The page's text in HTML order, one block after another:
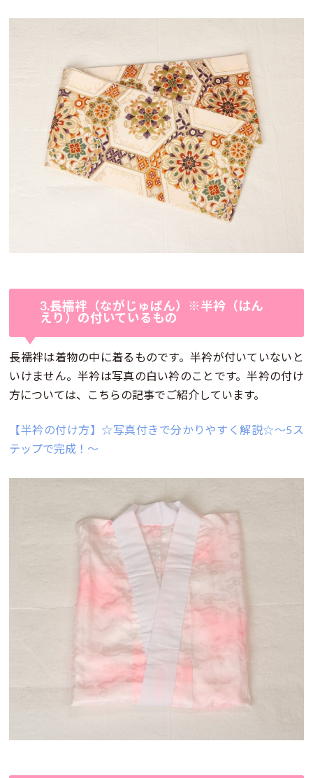
3.長襦袢（ながじゅばん）※半衿（はん
えり）の付いているもの
長襦袢は着物の中に着るものです。半衿が付いていないと
いけません。半衿は写真の白い衿のことです。半衿の付け
方については、こちらの記事でご紹介しています。
【半衿の付け方】☆写真付きで分かりやすく解説☆～5ス
テップで完成！～